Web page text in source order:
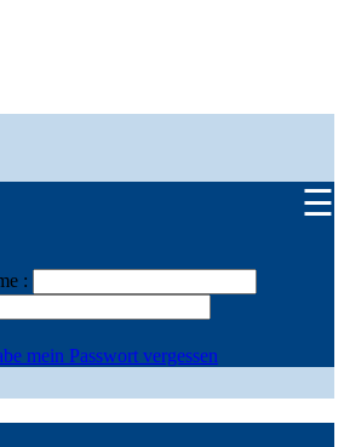
☰
:
mein Passwort vergessen